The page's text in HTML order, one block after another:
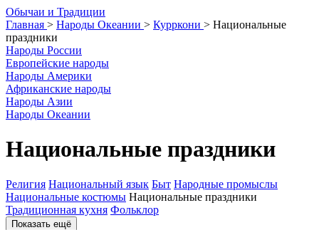
Обычаи и Традиции
Главная > Народы Океании > Курркони > Национальные
праздники
Народы России
Европейские народы
Народы Америки
Африканские народы
Народы Азии
Народы Океании
Национальные праздники
Религия Национальный язык Быт Народные промыслы
Национальные костюмы Национальные праздники
Традиционная кухня Фольклор
Показать ещё